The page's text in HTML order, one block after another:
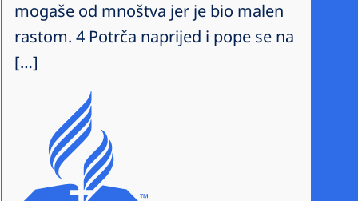
mogaše od mnoštva jer je bio malen
rastom. 4 Potrča naprijed i pope se na
[…]